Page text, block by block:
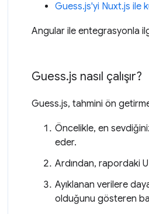
Guess.js'yi Nuxt.js ile
Angular ile entegrasyonla
Guess.js nasıl çalışır?
Guess.js, tahmini ön
Öncelikle, en
eder.
Ardından, rapordaki
Ayıklanan verilere
olduğunu gösteren